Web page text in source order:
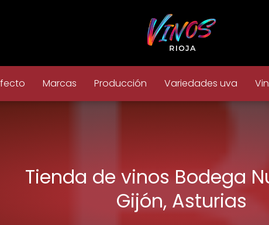
Marcas Producción Variedades uva
Tienda de vinos Bodega
Gijón, Asturias